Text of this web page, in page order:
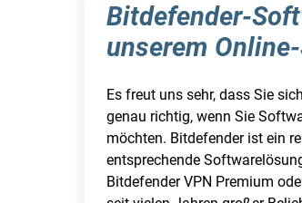
Bitdefender-
unserem
Es freut uns sehr, dass Sie
genau richtig, wenn Sie
möchten. Bitdefender ist ein
entsprechende
Bitdefender VPN Premium